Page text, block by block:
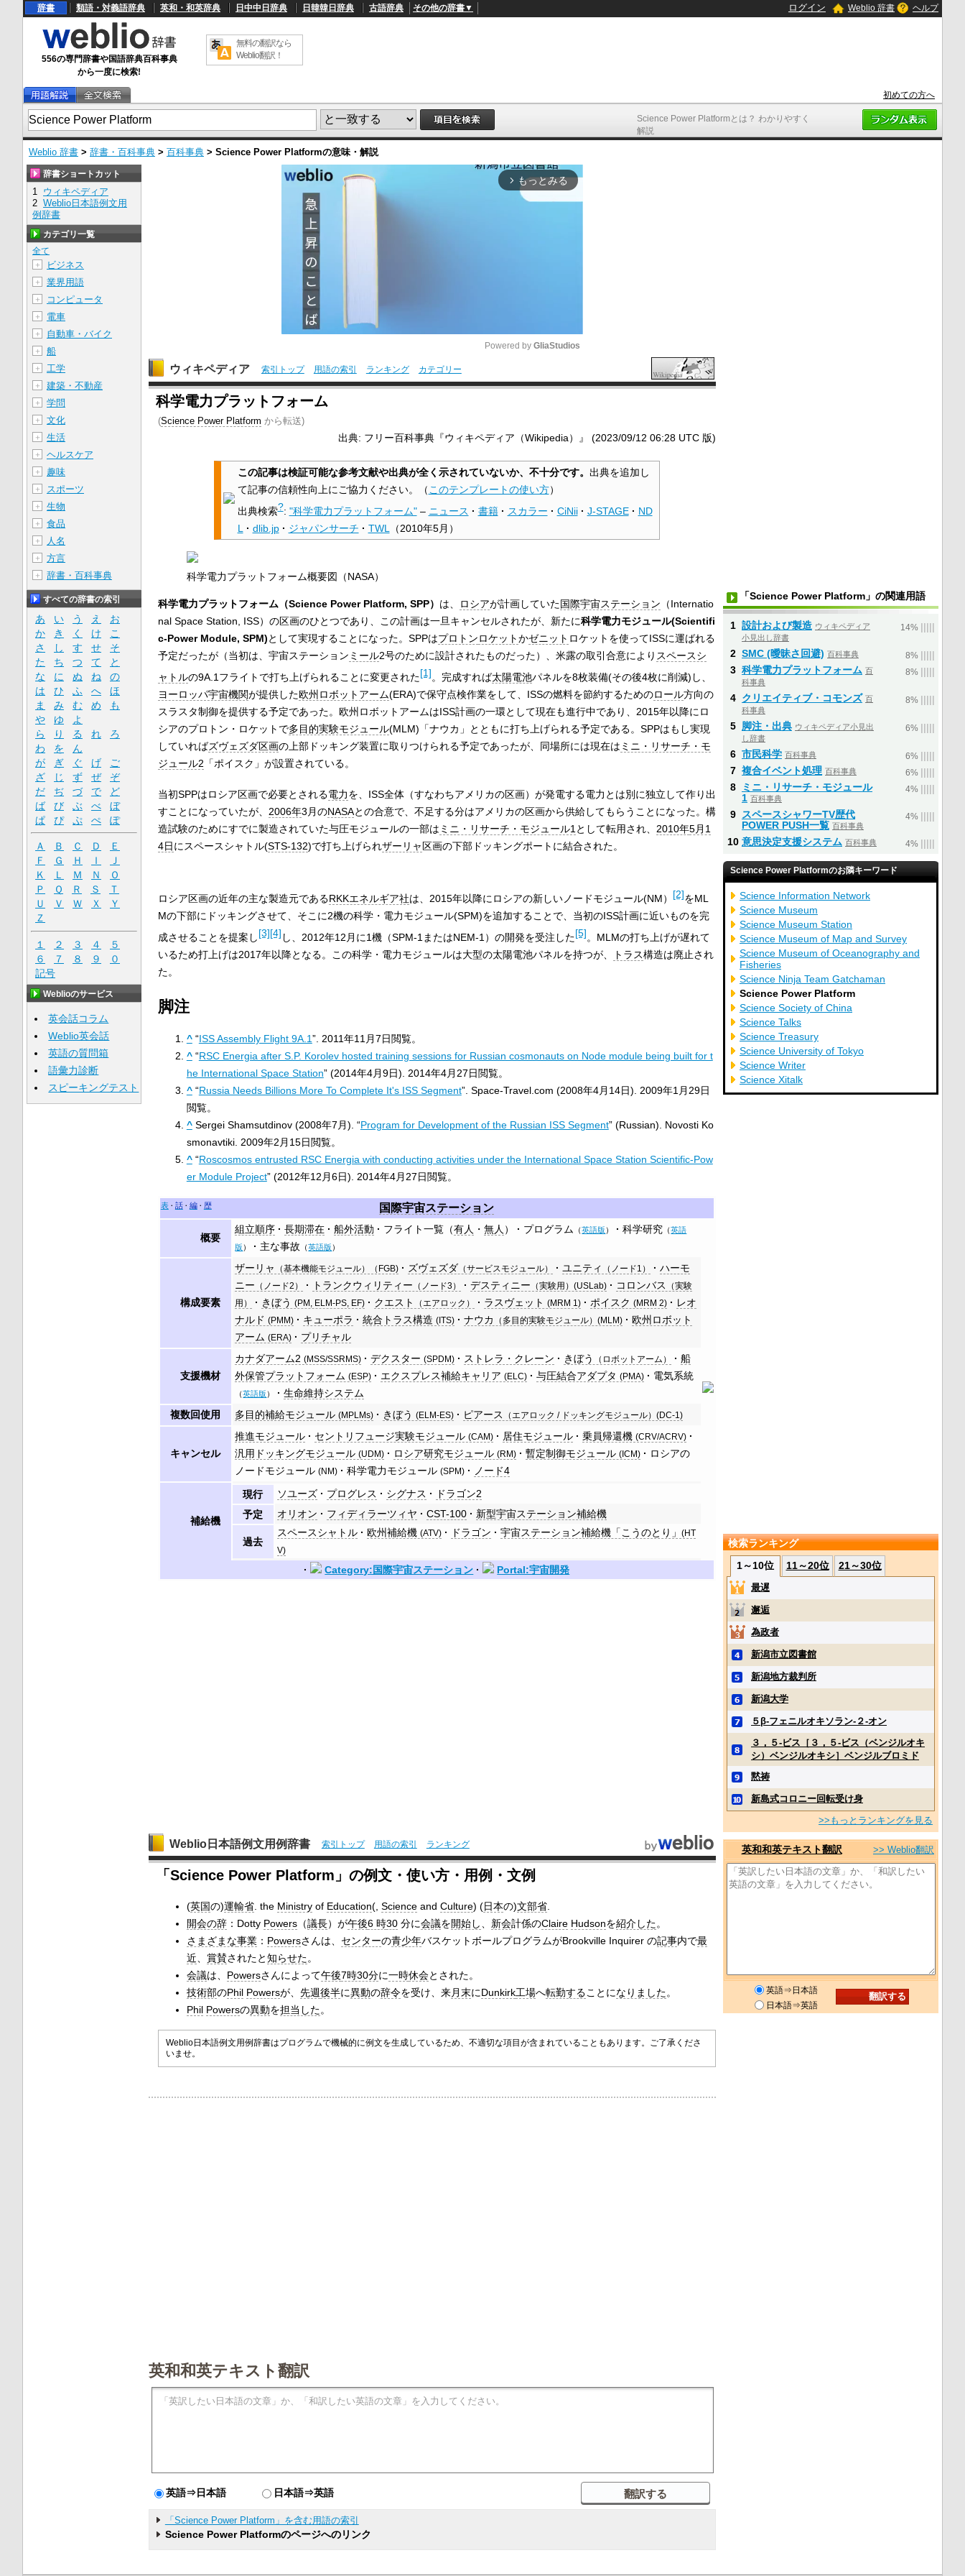
Science Power Platformとは？ わかりやすく
解説
辞書 類語・対義語辞典 英和・和英辞典 日中中日辞典 日韓韓日辞典 古語辞典 その他の辞書▼ ログイン Weblio 辞書 ヘルプ
556の専門辞書や国語辞典百科事典
から一度に検索!
無料の翻訳なら
Weblio翻訳！
初めての方へ
Weblio 辞書 > 辞書・百科事典 > 百科事典 > Science Power Platformの意味・解説
arrow_forward_ios もっとみる
M
e
Powered by GliaStudios
ウィキペディア 索引トップ 用語の索引 ランキング カテゴリー
科学電力プラットフォーム
(Science Power Platform から転送)
出典: フリー百科事典『ウィキペディア（Wikipedia）』 (2023/09/12 06:28 UTC 版)
この記事は検証可能な参考文献や出典が全く示されていないか、不十分です。 出典を追加し
て記事の信頼性向上にご協力ください。
（このテンプレートの使い方）
出典検索?: "科学電力プラットフォーム"– ニュース · 書籍 · スカラー · CiNii · J-STAGE · ND
L · dlib.jp · ジャパンサーチ · TWL（2010年5月 ）
科学電力プラットフォーム概要図（NASA）
科学電力プラットフォーム（Science Power Platform, SPP） は、 ロシアが計画していた国際宇宙ステーション （Internatio
nal Space Station, ISS）の区画のひとつであり、この計画は一旦キャンセルされたが、新たに科学電力モジュール(Scientifi
c-Power Module, SPM)として実現することになった。SPPはプロトンロケットかゼニット ロケットを使ってISSに運ばれる
予定だったが（当初は、宇宙ステーション ミール2号のために設計されたものだった）、米露の取引合意により スペースシ
ャトルの9A.1フライトで打ち上げられることに変更された[1]。完成すれば太陽電池パネルを8枚装備(その後4枚に削減)し、
ヨーロッパ宇宙機関が提供した欧州ロボットアーム(ERA)で保守点検作業をして、ISSの燃料を節約するためのロール方向の
スラスタ制御を提供する予定であった。欧州ロボットアームはISS計画の一環として現在も進行中であり、2015年以降にロ
シアのプロトン・ロケットで多目的実験モジュール(MLM)「ナウカ」とともに打ち上げられる予定である。SPPはもし実現
していればズヴェズダ区画の上部ドッキング装置に取りつけられる予定であったが、同場所には現在は ミニ・リサーチ・モ
ジュール2 「ポイスク」が設置されている。
当初SPPはロシア区画で必要とされる電力を、ISS全体（すなわちアメリカの区画）が発電する電力とは別に独立して作り出
すことになっていたが、 2006年3月のNASAとの合意で、不足する分はアメリカの区画から供給してもらうことになった。構
造試験のためにすでに製造されていた与圧モジュールの一部は ミニ・リサーチ・モジュール1 として転用され、 2010年5月1
4日にスペースシャトル(STS-132)で打ち上げられザーリャ 区画の下部ドッキングポートに結合された。
ロシア区画の近年の主な製造元であるRKKエネルギア社は、2015年以降にロシアの新しいノードモジュール(NM） [2]をML
Mの下部にドッキングさせて、そこに2機の科学・電力モジュール(SPM)を追加することで、当初のISS計画に近いものを完
成させることを提案し[3][4] し、2012年12月に1機（SPM-1またはNEM-1）の開発を受注した[5]。MLMの打ち上げが遅れて
いるため打上げは2017年以降となる。この科学・電力モジュールは大型の太陽電池パネルを持つが、
トラス構造は廃止され
た。
脚注
^ “ISS Assembly Flight 9A.1”. 2011年11月7日閲覧。
^ “RSC Energia after S.P. Korolev hosted training sessions for Russian cosmonauts on Node module being built for t
he International Space Station” (2014年4月9日). 2014年4月27日閲覧。
^ “Russia Needs Billions More To Complete It's ISS Segment”. Space-Travel.com (2008年4月14日). 2009年1月29日
閲覧。
^ Sergei Shamsutdinov (2008年7月). “Program for Development of the Russian ISS Segment” (Russian). Novosti Ko
smonavtiki. 2009年2月15日閲覧。
^ “Roscosmos entrusted RSC Energia with conducting activities under the International Space Station Scientific-Pow
er Module Project” (2012年12月6日). 2014年4月27日閲覧。
表 話 編 歴 国際宇宙ステーション
概要
組立順序 長期滞在 船外活動 フライト一覧（有人 ・無人 ） プログラム （英語版） 科学研究 （英語
版） 主な事故 （英語版）
構成要素
ザーリャ （基本機能モジュール）（FGB) ズヴェズダ （サービスモジュール） ユニティ （ノード1）
ハーモ
ニー
（ノード2） トランクウィリティー （ノード3） デスティニー （実験用）(USLab) コロンバス
（実験
用）
きぼう(PM, ELM-PS, EF) クエスト （エアロック） ラスヴェット(MRM 1) ポイスク(MRM 2)
レオ
ナルド(PMM) キューポラ 統合トラス構造(ITS) ナウカ （多目的実験モジュール）(MLM)
欧州ロボット
アーム(ERA) プリチャル
支援機材
カナダアーム2(MSS/SSRMS) デクスター(SPDM) ストレラ・クレーン きぼう （ロボットアーム）
船
外保管プラットフォーム(ESP) エクスプレス補給キャリア(ELC) 与圧結合アダプタ(PMA) 電気系統
（英語版）
生命維持システム
複数回使用
多目的補給モジュール(MPLMs) きぼう(ELM-ES) ピアース （エアロック / ドッキングモジュール）(DC-1)
キャンセル
推進モジュール セントリフュージ実験モジュール(CAM) 居住モジュール 乗員帰還機(CRV/ACRV)
汎用ドッキングモジュール(UDM) ロシア研究モジュール(RM) 暫定制御モジュール(ICM)
ロシアの
ノードモジュール(NM) 科学電力モジュール(SPM) ノード4
補給機
現行 ソユーズ プログレス シグナス
ドラゴン2
予定
オリオン フィディラーツィヤ CST-100 新型宇宙ステーション補給機
過去
スペースシャトル 欧州補給機(ATV) ドラゴン 宇宙ステーション補給機「こうのとり」(HT
V)
Category:国際宇宙ステーション Portal:宇宙開発
Weblio日本語例文用例辞書 索引トップ 用語の索引 ランキング
「Science Power Platform」の例文・使い方・用例・文例
(英国の)運輸省. the Ministryof Education(, Scienceand Culture) (日本の)文部省.
開会の辞：Dotty Powers（議長）が午後6 時30分に会議を開始し 新会計係のClaire Hudsonを紹介した。
さまざまな事業： Powersさんは、 センターの青少年バスケットボールプログラムがBrookville Inquirer の記事内で最
近
賞賛されたと知らせた。
会議は、 Powersさんによって午後7時30分に一時休会とされた。
技術部のPhil Powersが、 先週後半に異動の辞令を受け、来月末にDunkirk工場へ転勤することになりました。
Phil Powersの異動を担当した。
Weblio日本語例文用例辞書はプログラムで機械的に例文を生成しているため、不適切な項目が含まれていることもあります。ご了承くださ
いませ。
英和和英テキスト翻訳
英語⇒日本語 日本語⇒英語
「Science Power Platform」を含む用語の索引
Science Power Platformのページへのリンク
辞書ショートカット
1 ウィキペディア
2 Weblio日本語例文用
例辞書
カテゴリ一覧
全て
＋
ビジネス
＋ 業界用語
＋ コンピュータ
＋ 電車
＋ 自動車・バイク
＋ 船
＋ 工学
＋ 建築・不動産
＋ 学問
＋ 文化
＋ 生活
＋ ヘルスケア
＋ 趣味
＋ スポーツ
＋ 生物
＋ 食品
＋ 人名
＋ 方言
＋ 辞書・百科事典
すべての辞書の索引
あ い う え
お
か
き く け
こ
さ
し す せ
そ
た
ち つ て
と
な
に ぬ ね
の
は
ひ ふ へ
ほ
ま
み む め
も
や
ゆ
よ
ら
り る れ
ろ
わ
を
ん
が
ぎ ぐ げ
ご
ざ
じ ず ぜ
ぞ
だ
ぢ づ で
ど
ば
び ぶ べ
ぼ
ぱ
ぴ ぷ ぺ ぽ
Ａ Ｂ Ｃ Ｄ
Ｅ
Ｆ
Ｇ Ｈ Ｉ
Ｊ
Ｋ
Ｌ Ｍ Ｎ
Ｏ
Ｐ
Ｑ Ｒ Ｓ
Ｔ
Ｕ
Ｖ Ｗ Ｘ
Ｙ
Ｚ
１ ２ ３ ４
５
６
７ ８ ９
０
記号
Weblioのサービス
英会話コラム
Weblio英会話
英語の質問箱
語彙力診断
スピーキングテスト
「Science Power Platform」の関連用語
1 設計および製造 ウィキペディア
小見出し辞書
14%
2 SMC (曖昧さ回避) 百科事典 8%
3 科学電力プラットフォーム 百
科事典
8%
4 クリエイティブ・コモンズ 百
科事典
8%
5 脚注・出典 ウィキペディア小見出
し辞書
6%
6 市民科学 百科事典 6%
7 複合イベント処理 百科事典 6%
8
ミニ・リサーチ・モジュール
1 百科事典
4%
9 スペースシャワーTV歴代
POWER PUSH一覧 百科事典
4%
10 意思決定支援システム 百科事典 4%
Science Power Platformのお隣キーワード
Science Information Network
Science Museum
Science Museum Station
Science Museum of Map and Survey
Science Museum of Oceanography and
Fisheries
Science Ninja Team Gatchaman
Science Power Platform
Science Society of China
Science Talks
Science Treasury
Science University of Tokyo
Science Writer
Science Xitalk
検索ランキング
1～10位
11～20位 21～30位
最遅
邂逅
為政者
新潟市立図書館
新潟地方裁判所
新潟大学
５β‐フェニルオキソラン‐２‐オン
３，５‐ビス［３，５‐ビス（ベンジルオキ
シ）ベンジルオキシ］ベンジルブロミド
黙祷
新島式コロニー回転受け身
>>もっとランキングを見る
英和和英テキスト翻訳 >> Weblio翻訳
英語⇒日本語
日本語⇒英語